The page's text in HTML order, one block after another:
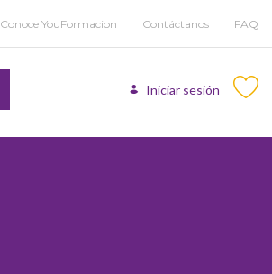
Conoce YouFormacion Contáctanos FAQ
Iniciar sesión